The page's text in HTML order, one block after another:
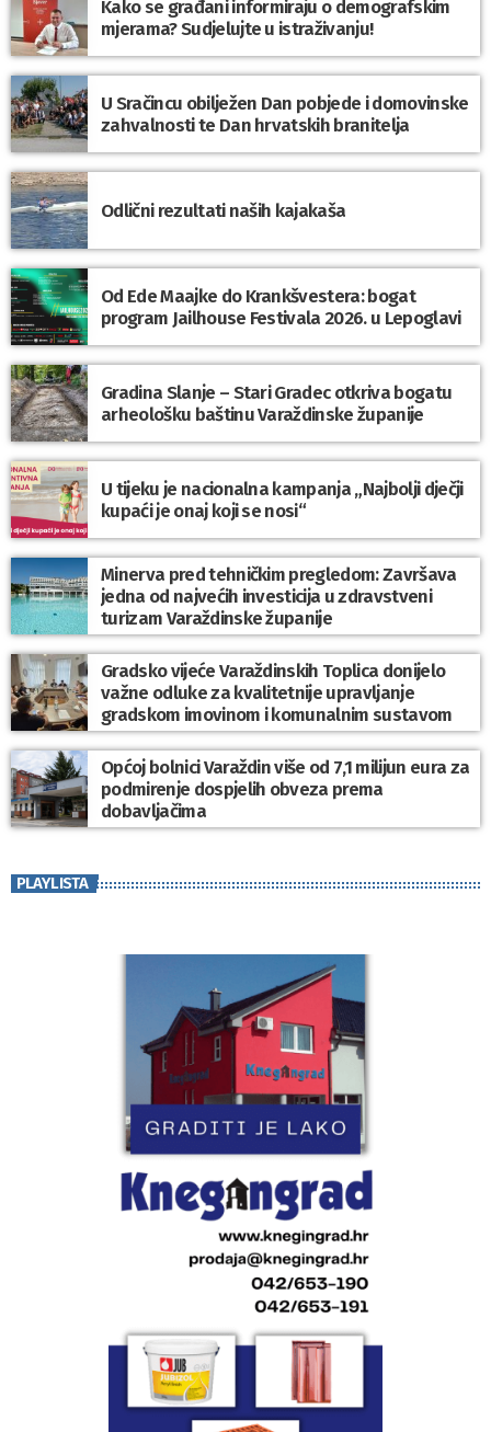
Kako se građani informiraju o demografskim
mjerama? Sudjelujte u istraživanju!
U Sračincu obilježen Dan pobjede i domovinske
zahvalnosti te Dan hrvatskih branitelja
Odlični rezultati naših kajakaša
Od Ede Maajke do Krankšvestera: bogat
program Jailhouse Festivala 2026. u Lepoglavi
Gradina Slanje – Stari Gradec otkriva bogatu
arheološku baštinu Varaždinske županije
U tijeku je nacionalna kampanja „Najbolji dječji
kupaći je onaj koji se nosi“
Minerva pred tehničkim pregledom: Završava
jedna od najvećih investicija u zdravstveni
turizam Varaždinske županije
Gradsko vijeće Varaždinskih Toplica donijelo
važne odluke za kvalitetnije upravljanje
gradskom imovinom i komunalnim sustavom
Općoj bolnici Varaždin više od 7,1 milijun eura za
podmirenje dospjelih obveza prema
dobavljačima
PLAYLISTA